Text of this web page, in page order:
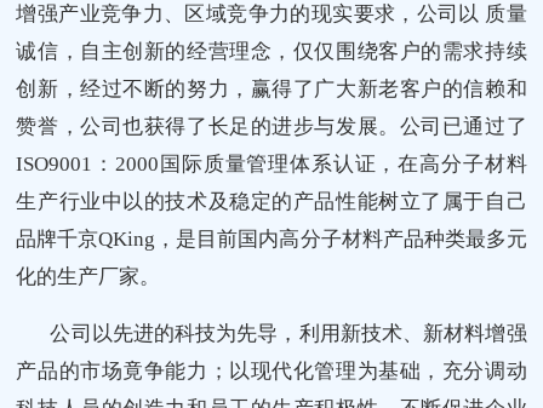
增强产业竞争力、区域竞争力的现实要求，公司以 质量
诚信，自主创新的经营理念，仅仅围绕客户的需求持续
创新，经过不断的努力，赢得了广大新老客户的信赖和
赞誉，公司也获得了长足的进步与发展。 公司已通过了
ISO9001：2000国际质量管理体系认证，在高分子材料
生产行业中以的技术及稳定的产品性能树立了属于自己
品牌千京QKing，是目前国内高分子材料产品种类最多元
化的生产厂家。
公司以先进的科技为先导，利用新技术、新材料增强
产品的市场竟争能力；以现代化管理为基础，充分调动